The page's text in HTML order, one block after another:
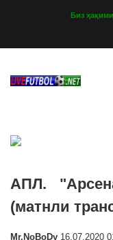
Биз
АПЛ.
(матнли
Mr.NoBoDy 16.07.2020